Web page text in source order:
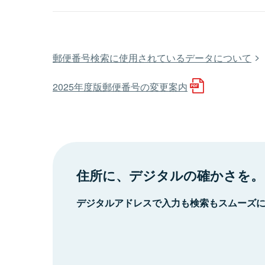
郵便番号検索に使用されているデータについて
2025年度版郵便番号の変更案内
住所に、デジタルの確かさを。
デジタルアドレスで入力も検索もスムーズ